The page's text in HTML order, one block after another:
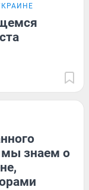
мы знаем о